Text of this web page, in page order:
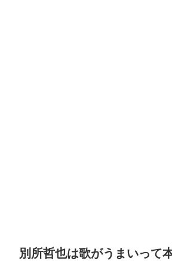
別所哲也は歌がうまいって